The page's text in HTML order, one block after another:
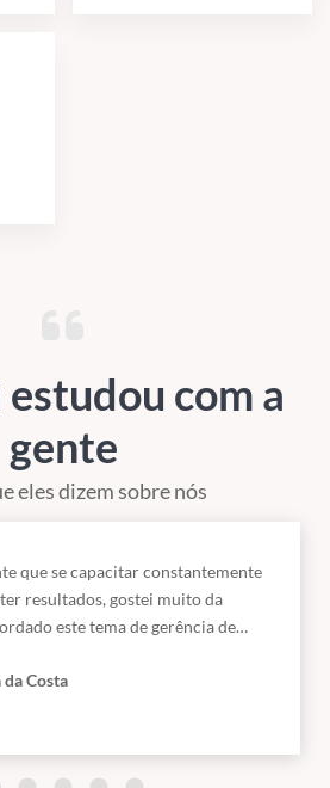
com a
gente
eles dizem sobre nós
que se capacitar constantemente
resultados, gostei muito da
este tema de gerência de
Ass: Elisângela da Costa
da Costa